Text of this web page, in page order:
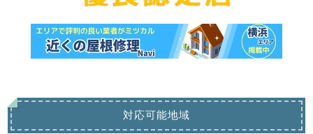
対応可能地域